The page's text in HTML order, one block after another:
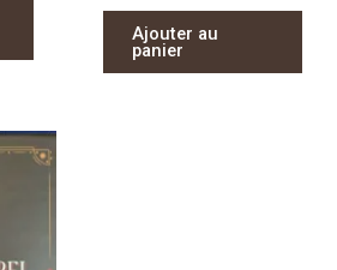
Ajouter au
panier